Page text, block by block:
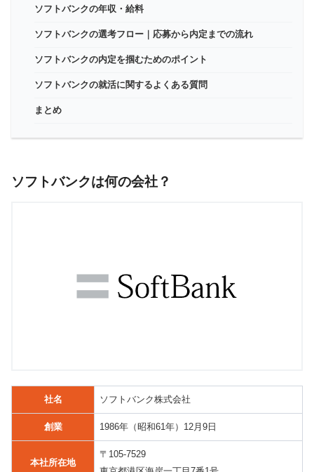
ソフトバンクの年収・給料
ソフトバンクの選考フロー｜応募から内定までの流れ
ソフトバンクの内定を掴むためのポイント
ソフトバンクの就活に関するよくある質問
まとめ
ソフトバンクは何の会社？
社名 ソフトバンク株式会社
創業 1986年（昭和61年）12月9日
本社所在地
〒105-7529